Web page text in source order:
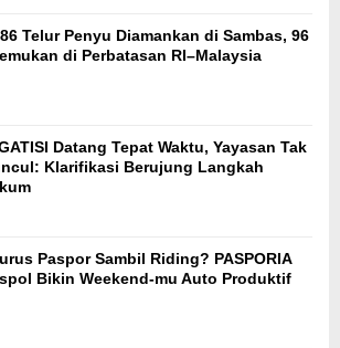
Telur Penyu Diamankan di Sambas, 96
di Perbatasan RI–Malaysia
Datang Tepat Waktu, Yayasan Tak
Klarifikasi Berujung Langkah
Paspor Sambil Riding? PASPORIA
Bikin Weekend-mu Auto Produktif